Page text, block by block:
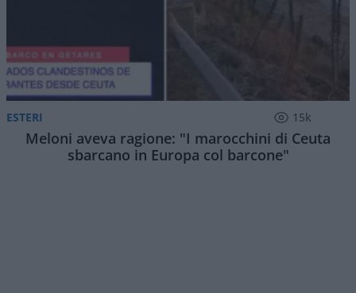
Machiavelli, davanti alla recente riforma della